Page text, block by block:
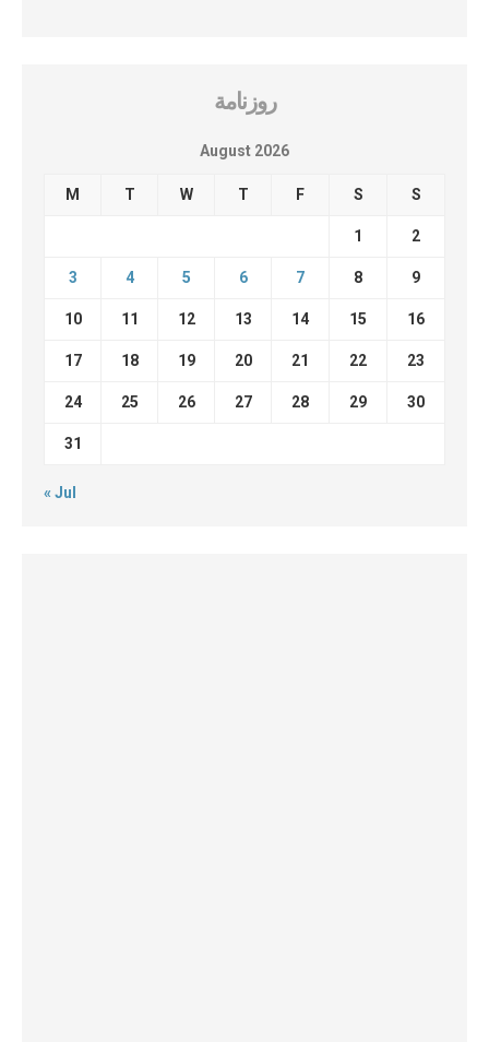
روزنامة
August 2026
M T W T F S S
1 2
3 4 5 6 7 8 9
10 11 12 13 14 15 16
17 18 19 20 21 22 23
24 25 26 27 28 29 30
31
« Jul